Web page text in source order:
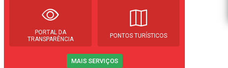
PORTAL DA
TRANSPARÊNCIA
PONTOS TURÍSTICOS
MAIS SERVIÇOS